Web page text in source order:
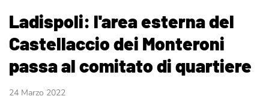
Ladispoli: l'area esterna del
Castellaccio dei Monteroni
passa al comitato di quartiere
24 Marzo 2022